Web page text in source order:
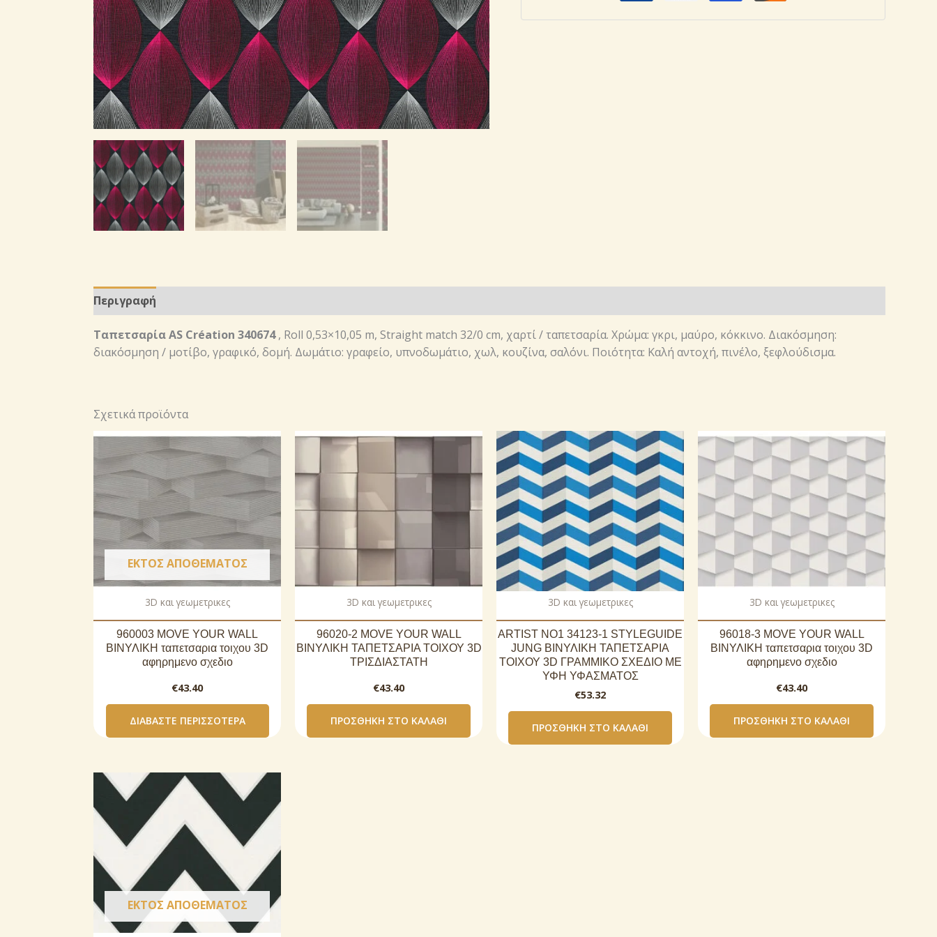
Περιγραφή
Ταπετσαρία AS Création 340674, Roll 0,53×10,05 m, Straight match 32/0 cm, χαρτί / ταπετσαρία. Χρώμα: γκρι, μαύρο, κόκκινο. Διακόσμηση:
διακόσμηση / μοτίβο, γραφικό, δομή. Δωμάτιο: γραφείο, υπνοδωμάτιο, χωλ, κουζίνα, σαλόνι. Ποιότητα: Καλή αντοχή, πινέλο, ξεφλούδισμα.
Σχετικά προϊόντα
ΕΚΤΌΣ ΑΠΟΘΈΜΑΤΟΣ
3D και γεωμετρικες
960003 MOVE YOUR WALL
ΒΙΝΥΛΙΚΗ ταπετσαρια τοιχου 3D
αφηρημενο σχεδιο
€43.40
ΔΙΑΒΆΣΤΕ ΠΕΡΙΣΣΌΤΕΡΑ
3D και γεωμετρικες
96020-2 MOVE YOUR WALL
ΒΙΝΥΛΙΚΗ ΤΑΠΕΤΣΑΡΙΑ ΤΟΙΧΟΥ 3D
ΤΡΙΣΔΙΑΣΤΑΤΗ
€43.40
ΠΡΟΣΘΉΚΗ ΣΤΟ ΚΑΛΆΘΙ
3D και γεωμετρικες
ARTIST NO1 34123-1 STYLEGUIDE
JUNG ΒΙΝΥΛΙΚΗ ΤΑΠΕΤΣΑΡΙΑ
ΤΟΙΧΟΥ 3D ΓΡΑΜΜΙΚΟ ΣΧΕΔΙΟ ΜΕ
ΥΦΗ ΥΦΑΣΜΑΤΟΣ
€53.32
ΠΡΟΣΘΉΚΗ ΣΤΟ ΚΑΛΆΘΙ
3D και γεωμετρικες
96018-3 MOVE YOUR WALL
ΒΙΝΥΛΙΚΗ ταπετσαρια τοιχου 3D
αφηρημενο σχεδιο
€43.40
ΠΡΟΣΘΉΚΗ ΣΤΟ ΚΑΛΆΘΙ
ΕΚΤΌΣ ΑΠΟΘΈΜΑΤΟΣ